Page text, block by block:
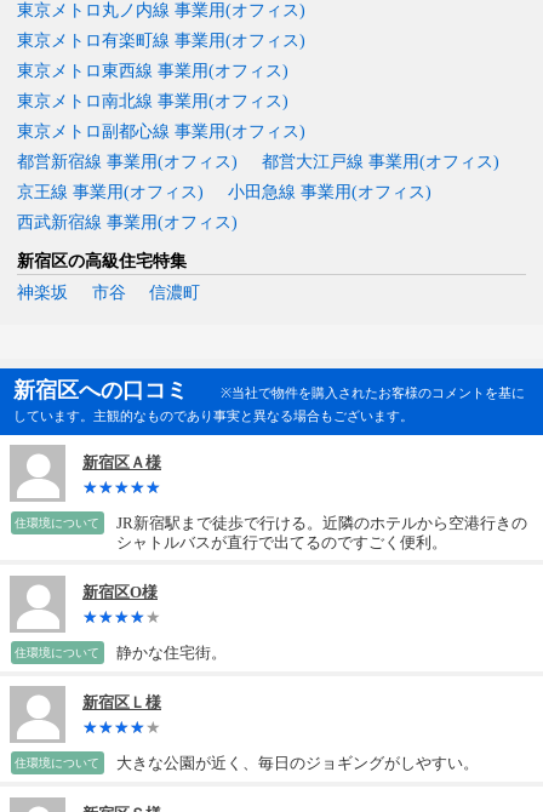
東京メトロ丸ノ内線 事業用(オフィス)
東京メトロ有楽町線 事業用(オフィス)
東京メトロ東西線 事業用(オフィス)
東京メトロ南北線 事業用(オフィス)
東京メトロ副都心線 事業用(オフィス)
都営新宿線 事業用(オフィス)
都営大江戸線 事業用(オフィス)
京王線 事業用(オフィス)
小田急線 事業用(オフィス)
西武新宿線 事業用(オフィス)
新宿区の高級住宅特集
神楽坂
市谷 信濃町
新宿区への口コミ
※当社で物件を購入されたお客様のコメントを基に
しています。主観的なものであり事実と異なる場合もございます。
新宿区Ａ様
住環境について
JR新宿駅まで徒歩で行ける。近隣のホテルから空港行きの
シャトルバスが直行で出てるのですごく便利。
新宿区O様
住環境について 静かな住宅街。
新宿区Ｌ様
住環境について 大きな公園が近く、毎日のジョギングがしやすい。